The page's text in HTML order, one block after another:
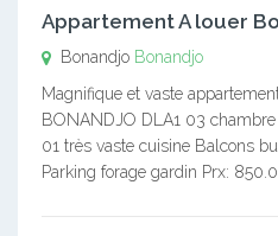
Appartement A louer
Bonandjo Bonandjo
Magnifique et vaste
BONANDJO DLA1 03
01 très vaste cuisine Balcons
Parking forage gardin Prx: